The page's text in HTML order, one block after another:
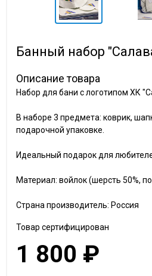
Банный набор
Описание товара
Набор для бани с логотипом ХК
В наборе 3 предмета: коврик,
подарочной упаковке.
Идеальный подарок для
Материал: войлок (шерсть 50%,
Страна производитель: Россия
Товар сертифицирован
1 800 ₽